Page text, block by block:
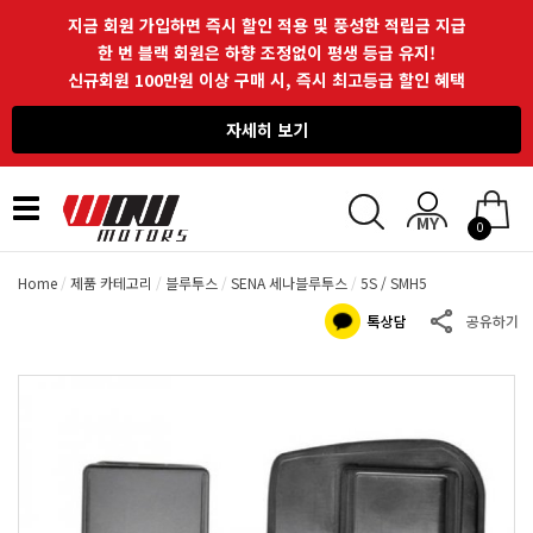
지금 회원 가입하면 즉시 할인 적용 및 풍성한 적립금 지급
한 번 블랙 회원은 하향 조정없이 평생 등급 유지!
신규회원 100만원 이상 구매 시, 즉시 최고등급 할인 혜택
자세히 보기
Toggle
navigation
0
Home 제품 카테고리 블루투스 SENA 세나블루투스 5S / SMH5